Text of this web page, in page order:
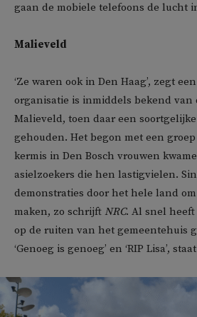
gaan de mobiele telefoons de lucht
Malieveld
‘Ze waren ook in Den Haag’, zegt
organisatie is inmiddels bekend
Malieveld, toen daar een
gehouden. Het begon met een
kermis in Den Bosch vrouwen
asielzoekers die hen lastigvielen.
demonstraties door het hele land
maken, zo schrijft NRC. Al snel heeft
op de ruiten van het gemeentehuis
‘Genoeg is genoeg’ en ‘RIP Lisa’,